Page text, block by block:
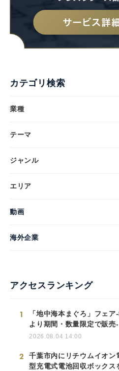
カテゴリ検索
業種
テーマ
ジャンル
エリア
動画
海外企業
アクセスランキング
1
「地中海本まぐろ」フェア
より期間・数量限定で販売-
2026.08.04 14:00
2
千葉市内にリチウムイオン
型充電式電池回収ボックス